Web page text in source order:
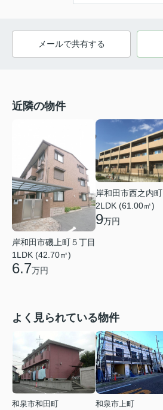
メールで共有する
近隣の物件
岸和田市磯上町５丁目
1LDK (42.70㎡)
6.7万円
岸和田市西之内町
2LDK (61.00㎡)
9万円
よく見られている物件
和泉市和田町
和泉市上町